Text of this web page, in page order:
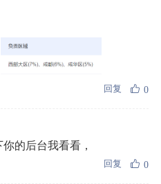
回复 0
的后台我看看，
回复 0